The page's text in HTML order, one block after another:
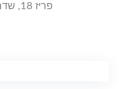
פריז 18, שדרות, ישראל